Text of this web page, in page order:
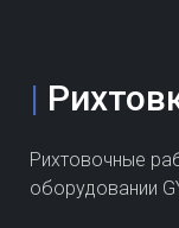
|
Рихтовочные
оборудовании